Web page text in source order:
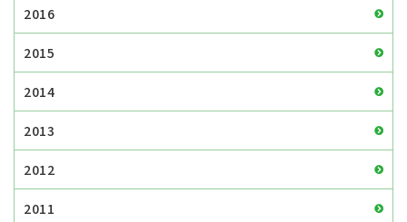
2016
2015
2014
2013
2012
2011